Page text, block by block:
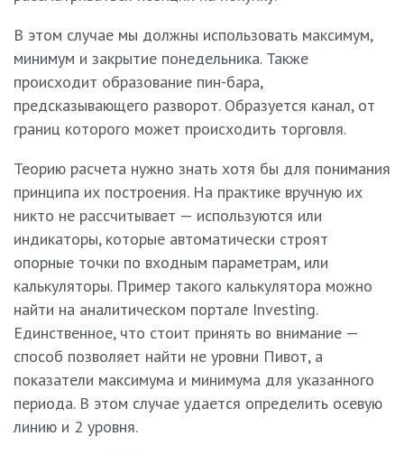
В этом случае мы должны использовать максимум,
минимум и закрытие понедельника. Также
происходит образование пин-бара,
предсказывающего разворот. Образуется канал, от
границ которого может происходить торговля.
Теорию расчета нужно знать хотя бы для понимания
принципа их построения. На практике вручную их
никто не рассчитывает — используются или
индикаторы, которые автоматически строят
опорные точки по входным параметрам, или
калькуляторы. Пример такого калькулятора можно
найти на аналитическом портале Investing.
Единственное, что стоит принять во внимание —
способ позволяет найти не уровни Пивот, а
показатели максимума и минимума для указанного
периода. В этом случае удается определить осевую
линию и 2 уровня.